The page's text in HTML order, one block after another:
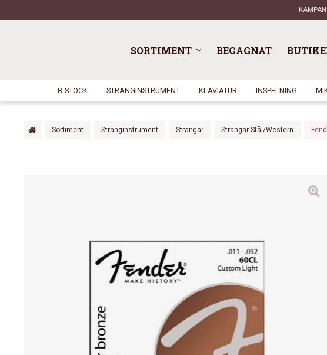
SORTIMENT BEGAGNAT
B-STOCK STRÄNGINSTRUMENT KLAVIATUR INSPELNING
Sortiment Stränginstrument Strängar Strängar Stål/Western